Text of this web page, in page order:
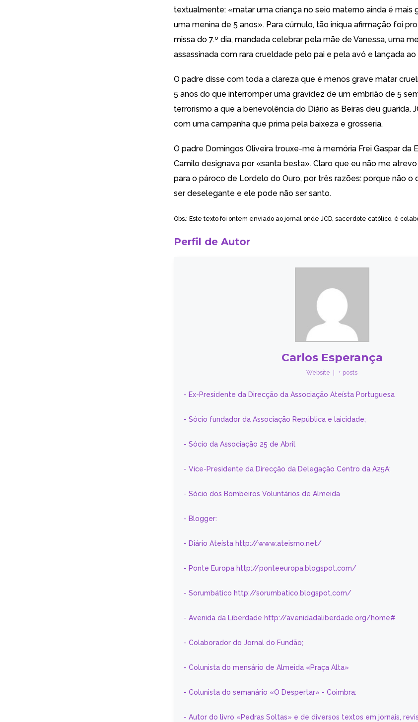
textualmente: «matar uma criança no seio materno ainda é mais
uma menina de 5 anos». Para cúmulo, tão iníqua afirmação foi
missa do 7.º dia, mandada celebrar pela mãe de Vanessa, uma
assassinada com rara crueldade pelo pai e pela avó e lançada ao
O padre disse com toda a clareza que é menos grave matar
5 anos do que interromper uma gravidez de um embrião de 5
terrorismo a que a benevolência do Diário as Beiras deu guarida.
com uma campanha que prima pela baixeza e grosseria.
O padre Domingos Oliveira trouxe-me à memória Frei Gaspar da
Camilo designava por «santa besta». Claro que eu não me
para o pároco de Lordelo do Ouro, por três razões: porque não o
ser deselegante e ele pode não ser santo.
Obs.: Este texto foi ontem enviado ao jornal onde JCD, sacerdote católico, é
Perfil de Autor
Carlos Esperança
Website + posts
- Ex-Presidente da Direcção da Associação Ateísta Portuguesa
- Sócio fundador da Associação República e laicidade;
- Sócio da Associação 25 de Abril
- Vice-Presidente da Direcção da Delegação Centro da A25A;
- Sócio dos Bombeiros Voluntários de Almeida
- Blogger:
- Diário Ateísta http://www.ateismo.net/
- Ponte Europa http://ponteeuropa.blogspot.com/
- Sorumbático http://sorumbatico.blogspot.com/
- Avenida da Liberdade http://avenidadaliberdade.org/home#
- Colaborador do Jornal do Fundão;
- Colunista do mensário de Almeida «Praça Alta»
- Colunista do semanário «O Despertar» - Coimbra:
- Autor do livro «Pedras Soltas» e de diversos textos em jornais,